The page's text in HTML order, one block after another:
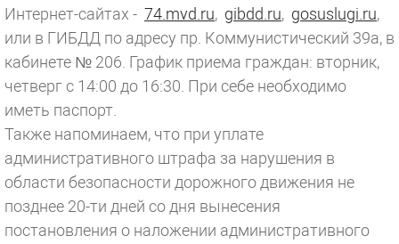
Интернет-сайтах - 74.mvd.ru, gibdd.ru, gosuslugi.ru,
или в ГИБДД по адресу пр. Коммунистический 39а, в
кабинете № 206. График приема граждан: вторник,
четверг с 14:00 до 16:30. При себе необходимо
иметь паспорт.
Также напоминаем, что при уплате
административного штрафа за нарушения в
области безопасности дорожного движения не
позднее 20-ти дней со дня вынесения
постановления о наложении административного